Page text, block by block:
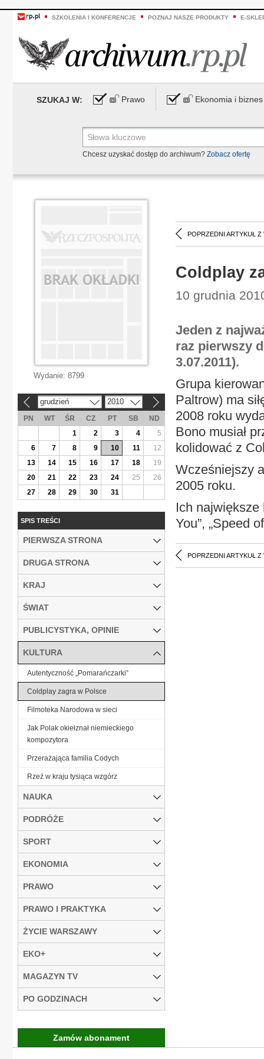
SZKOLENIA I KONFERENCJE POZNAJ NASZE PRODUKTY E-
SZUKAJ W: Prawo Ekonomia i biznes
Chcesz uzyskać dostęp do archiwum? Zobacz ofertę
POPRZEDNI ARTYKUŁ Z
Coldplay
10 grudnia
Jeden z
raz pierwszy
3.07.2011).
Grupa
Paltrow) ma
2008 roku
Bono musiał
kolidować z
Wcześniejszy
2005 roku.
Ich największe
You”, „Speed
POPRZEDNI ARTYKUŁ Z
Wydanie: 8799
grudzień 2010
PN WT ŚR CZ PT SB
ND
1
2 3 4
5
6
7 8 9 10 11
12
13
14 15 16 17 18
19
20
21 22 23 24 25
26
27
28 29 30 31
SPIS TREŚCI
PIERWSZA STRONA
DRUGA STRONA
KRAJ
ŚWIAT
PUBLICYSTYKA, OPINIE
KULTURA
Autentyczność „Pomarańczarki”
Coldplay zagra w Polsce
Filmoteka Narodowa w sieci
Jak Polak okiełznał niemieckiego
kompozytora
Przerażająca familia Codych
Rzeź w kraju tysiąca wzgórz
NAUKA
PODRÓŻE
SPORT
EKONOMIA
PRAWO
PRAWO I PRAKTYKA
ŻYCIE WARSZAWY
EKO+
MAGAZYN TV
PO GODZINACH
Zamów abonament